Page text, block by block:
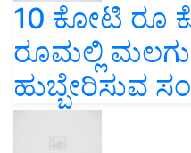
10 ಕೋಟಿ ರೂ
ರೂಮಲ್ಲಿ
ಹುಬ್ಬೇರಿಸುವ